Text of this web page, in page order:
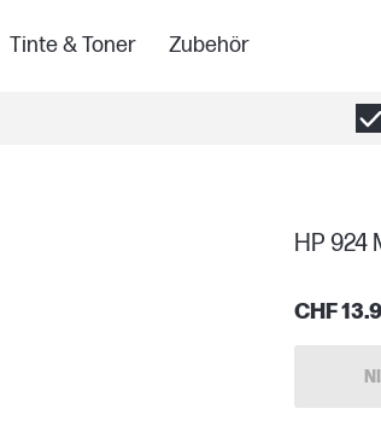
Tinte & Toner Zubehör
HP 924
CHF